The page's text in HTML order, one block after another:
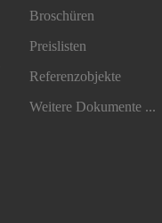
Broschüren
Preislisten
Referenzobjekte
Weitere Dokumente ...